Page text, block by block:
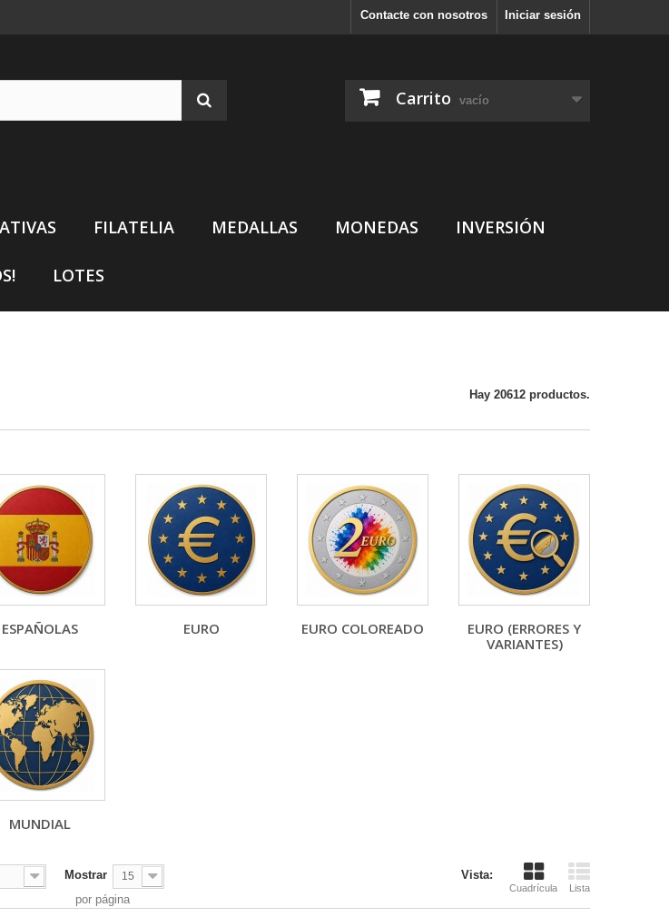
Iniciar sesión
Contacte con nosotros
Carrito vacío
FILATELIA MEDALLAS MONEDAS INVERSIÓN
LOTES
Hay 20612 productos.
ESPAÑOLAS EURO EURO COLOREADO
EURO (ERRORES Y
VARIANTES)
MUNDIAL
Vista:
Cuadrícula Lista
Mostrar 15
por página